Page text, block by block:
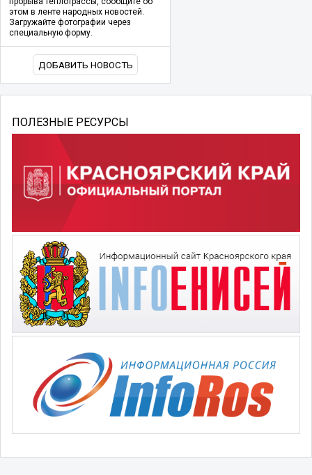
этом в ленте народных новостей.
Загружайте фотографии через
специальную форму.
ДОБАВИТЬ НОВОСТЬ
ПОЛЕЗНЫЕ РЕСУРСЫ